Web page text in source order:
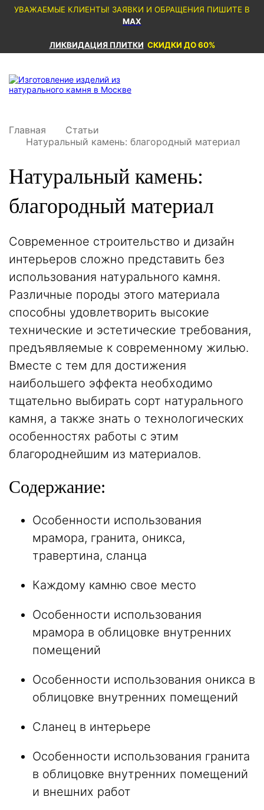
УВАЖАЕМЫЕ КЛИЕНТЫ! ЗАЯВКИ И ОБРАЩЕНИЯ ПИШИТЕ В
MAX
ЛИКВИДАЦИЯ ПЛИТКИ СКИДКИ ДО 60%
Главная
Статьи
Натуральный камень: благородный материал
Натуральный камень:
благородный материал
Современное строительство и дизайн
интерьеров сложно представить без
использования натурального камня.
Различные породы этого материала
способны удовлетворить высокие
технические и эстетические требования,
предъявляемые к современному жилью.
Вместе с тем для достижения
наибольшего эффекта необходимо
тщательно выбирать сорт натурального
камня, а также знать о технологических
особенностях работы с этим
благороднейшим из материалов.
Содержание:
Особенности использования
мрамора, гранита, оникса,
травертина, сланца
Каждому камню свое место
Особенности использования
мрамора в облицовке внутренних
помещений
Особенности использования оникса в
облицовке внутренних помещений
Сланец в интерьере
Особенности использования гранита
в облицовке внутренних помещений
и внешних работ